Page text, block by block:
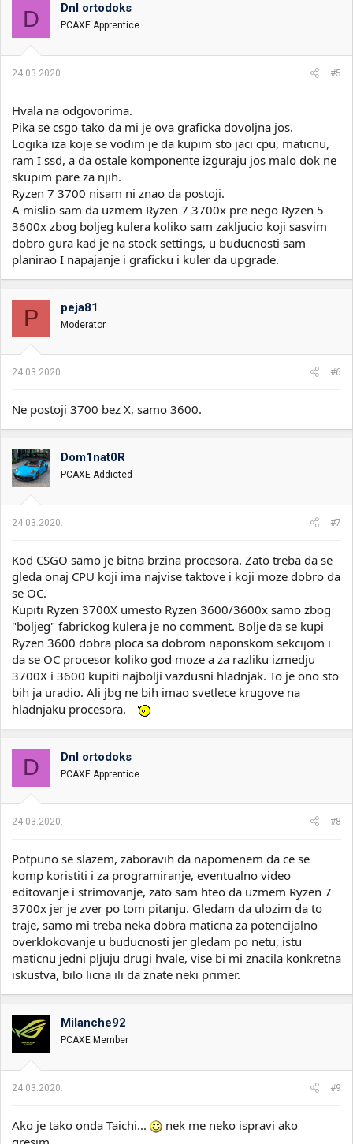
D Dnl ortodoks
PCAXE Apprentice
24.03.2020. #5
Hvala na odgovorima.
Pika se csgo tako da mi je ova graficka dovoljna jos.
Logika iza koje se vodim je da kupim sto jaci cpu, maticnu,
ram I ssd, a da ostale komponente izguraju jos malo dok ne
skupim pare za njih.
Ryzen 7 3700 nisam ni znao da postoji.
A mislio sam da uzmem Ryzen 7 3700x pre nego Ryzen 5
3600x zbog boljeg kulera koliko sam zakljucio koji sasvim
dobro gura kad je na stock settings, u buducnosti sam
planirao I napajanje i graficku i kuler da upgrade.
P peja81
Moderator
24.03.2020. #6
Ne postoji 3700 bez X, samo 3600.
Dom1nat0R
PCAXE Addicted
24.03.2020. #7
Kod CSGO samo je bitna brzina procesora. Zato treba da se
gleda onaj CPU koji ima najvise taktove i koji moze dobro da
se OC.
Kupiti Ryzen 3700X umesto Ryzen 3600/3600x samo zbog
"boljeg" fabrickog kulera je no comment. Bolje da se kupi
Ryzen 3600 dobra ploca sa dobrom naponskom sekcijom i
da se OC procesor koliko god moze a za razliku izmedju
3700X i 3600 kupiti najbolji vazdusni hladnjak. To je ono sto
bih ja uradio. Ali jbg ne bih imao svetlece krugove na
hladnjaku procesora.
D Dnl ortodoks
PCAXE Apprentice
24.03.2020. #8
Potpuno se slazem, zaboravih da napomenem da ce se
komp koristiti i za programiranje, eventualno video
editovanje i strimovanje, zato sam hteo da uzmem Ryzen 7
3700x jer je zver po tom pitanju. Gledam da ulozim da to
traje, samo mi treba neka dobra maticna za potencijalno
overklokovanje u buducnosti jer gledam po netu, istu
maticnu jedni pljuju drugi hvale, vise bi mi znacila konkretna
iskustva, bilo licna ili da znate neki primer.
Milanche92
PCAXE Member
24.03.2020. #9
Ako je tako onda Taichi...
nek me neko ispravi ako